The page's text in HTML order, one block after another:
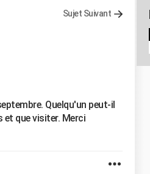
Sujet Suivant
Quelqu'un peut-il
et que visiter. Merci